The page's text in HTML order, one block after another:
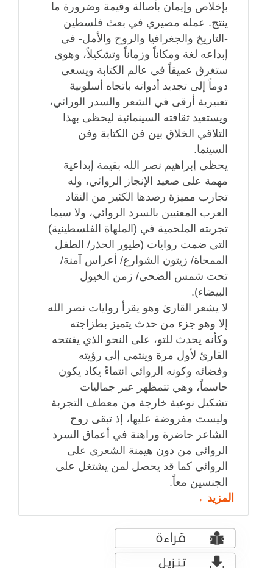
بإخلاص وإيمان بأصالة وقيمة وضرورة ما
ينتج. عمله مصيري في بعث فلسطين
-التاريخ والجغرافيا والروح والأمل- في
إبداعه لغة ومكاناً وزماناً وتشكيلاً، وهوي
ستغرق عميقاً في عالم الكتابة ويسعى
دوماً إلى تجديد أدواته باتجاه أسلوبية
تعبيرية أرقى في الشعر والسدر الورائي،
ويستعيد ثقافته السينمائية ليحظى بهذا
التلاقي الخلاق بين فن الكتابة وفن
السينما.
يحظى إبراهيم نصر الله بقيمة إبداعية
مهمة على صعيد الإنجاز الروائي، وله
تجارب مميزة رصدها الكثير من النقاد
العرب المعنيين بالسرد الروائي، ولا سيما
تجربته الملحمية في (الملهاة الفلسطينية)
التي ضمت روايات (طيور الحذر/ الطفل
الممحاة/ زيتون الشوارع/ أعراس آمنة/
تحت شمس الضحى/ زمن الخيول
البيضاء).
لا يشعر القارئ وهو يقرأ روايات نصر الله
إلا وهو جزء من حدث يتميز بطزاجته
وكأنه يحدث للتو، على النحو الذي يفتتحه
القارئ لأول مرة وينتمي إلى رؤيته
وفضائه وكونه الروائي انتماءً يكاد يكون
حاسماً، وهي تتمظهر عبر جماليات
تشكيل نوعية خارجة من معطف التجربة
وليست مفروضة عليها، إذ تبقى روح
الشاعر حاضرة وراهنة في أعماق السرد
الروائي من دون هيمنة الشعري على
الروائي كما قد يحصل لمن يشتغل على
الجنسين معاً.
المزيد →